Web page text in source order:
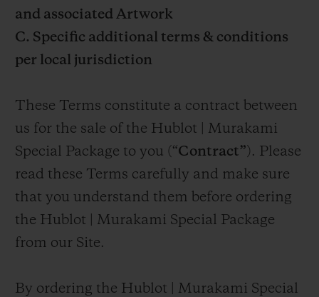
and associated Artwork
C. Specific additional terms & conditions
per local jurisdiction
These Terms constitute a contract between
us for the sale of the Hublot | Murakami
Special Package to you (“Contract”). Please
read these Terms carefully and make sure
that you understand them before ordering
the Hublot | Murakami Special Package
from our Site.
By ordering the Hublot | Murakami Special